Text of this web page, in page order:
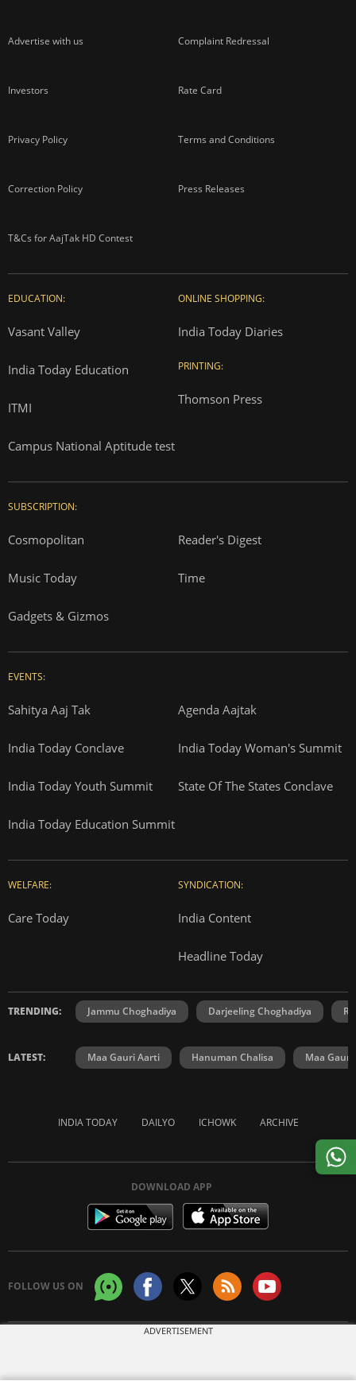
Advertise with us Complaint Redressal
Investors Rate Card
Privacy Policy Terms and Conditions
Correction Policy Press Releases
T&Cs for AajTak HD Contest
EDUCATION:
Vasant Valley
India Today Education
ITMI
Campus National Aptitude test
ONLINE SHOPPING:
India Today Diaries
PRINTING:
Thomson Press
SUBSCRIPTION:
Cosmopolitan Reader's Digest
Music Today Time
Gadgets & Gizmos
EVENTS:
Sahitya Aaj Tak Agenda Aajtak
India Today Conclave India Today Woman's Summit
India Today Youth Summit State Of The States Conclave
India Today Education Summit
WELFARE:
Care Today
SYNDICATION:
India Content
Headline Today
TRENDING: Jammu Choghadiya Darjeeling Choghadiya
LATEST: Maa Gauri Aarti Hanuman Chalisa Maa Gauri
INDIA TODAY DAILYO ICHOWK ARCHIVE
DOWNLOAD APP
FOLLOW US ON
ADVERTISEMENT